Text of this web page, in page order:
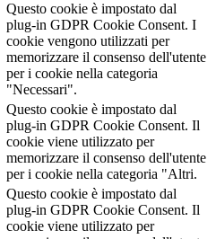
Questo cookie è impostato dal
plug-in GDPR Cookie Consent. I
cookie vengono utilizzati per
memorizzare il consenso dell'utente
per i cookie nella categoria
"Necessari".
Questo cookie è impostato dal
plug-in GDPR Cookie Consent. Il
cookie viene utilizzato per
memorizzare il consenso dell'utente
per i cookie nella categoria "Altri.
Questo cookie è impostato dal
plug-in GDPR Cookie Consent. Il
cookie viene utilizzato per